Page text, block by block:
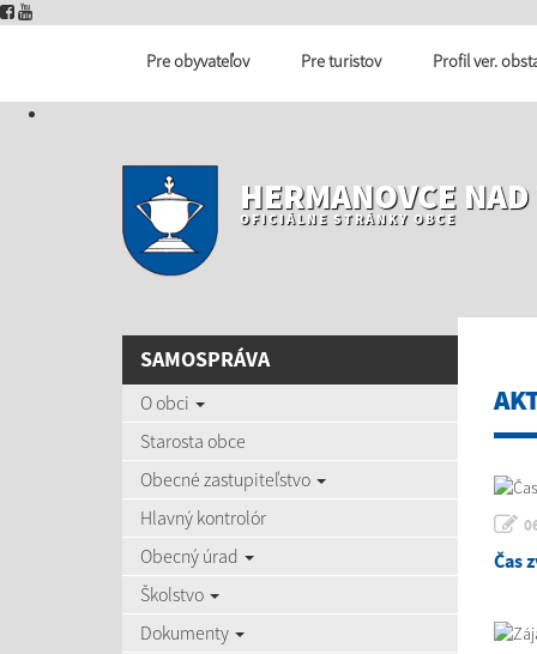
Pre obyvateľov Pre turistov Profil ver.
HERMANOVCE
OFICIÁLNE STRÁNKY OBCE
SAMOSPRÁVA
O obci
Starosta obce
Obecné zastupiteľstvo
Hlavný kontrolór
Obecný úrad
Školstvo
Dokumenty
Čas